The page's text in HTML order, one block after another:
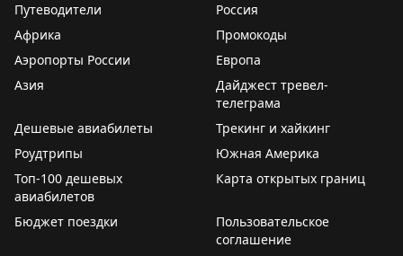
Путеводители
Россия
Африка
Промокоды
Аэропорты России
Европа
Азия
Дайджест тревел-
телеграма
Дешевые авиабилеты
Трекинг и хайкинг
Роудтрипы
Южная Америка
Топ-100 дешевых
авиабилетов
Карта открытых границ
Бюджет поездки
Пользовательское
соглашение